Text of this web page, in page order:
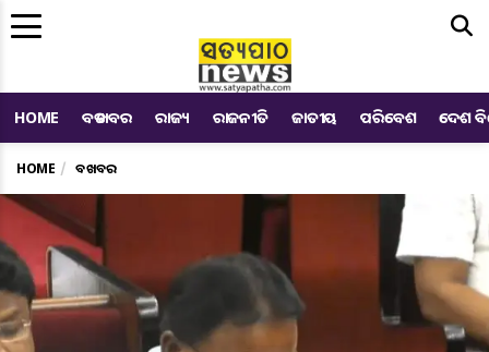
HOME ବଡ ଖବର ରାଜ୍ୟ ରାଜନୀତି ଜାତୀୟ ପରିବେଶ ଦେଶ
HOME ବଡ ଖବର